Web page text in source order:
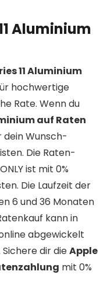
Aluminium
11 Aluminium
hochwertige
Rate. Wenn du
auf Raten
Wunsch-
Die Raten-
ist mit 0%
Die Laufzeit der
6 und 36 Monaten
kann in
abgewickelt
dir dieApple
mit 0%